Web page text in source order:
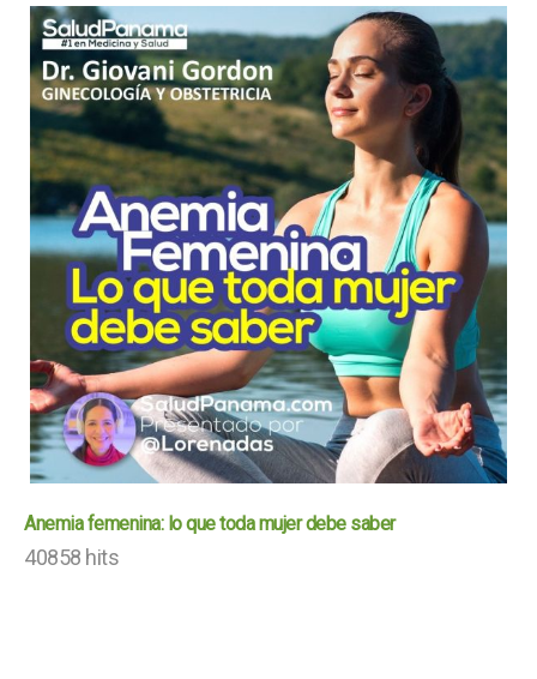
Anemia femenina: lo que toda mujer debe saber
40858 hits